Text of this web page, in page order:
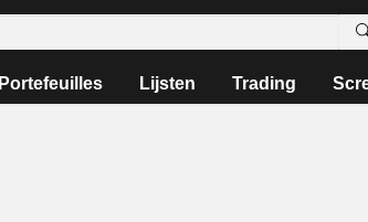
Portefeuilles Lijsten Trading